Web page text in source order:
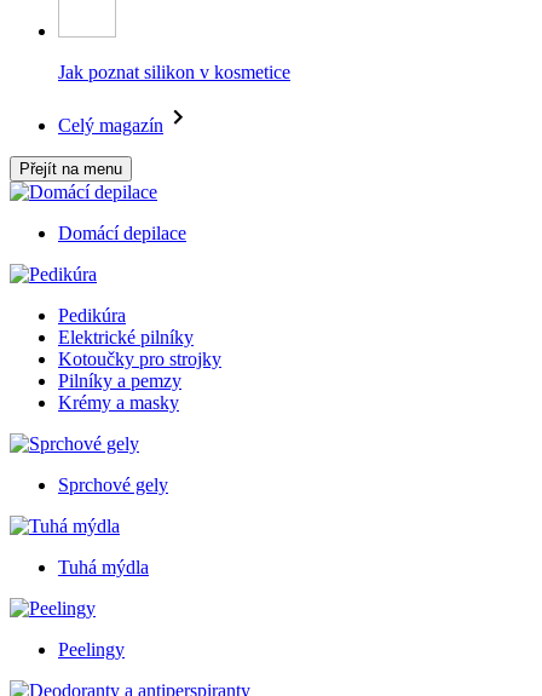
Jak poznat silikon v kosmetice
Celý magazín
Přejít na menu
Domácí depilace
Pedikúra
Elektrické pilníky
Kotoučky pro strojky
Pilníky a pemzy
Krémy a masky
Sprchové gely
Tuhá mýdla
Peelingy